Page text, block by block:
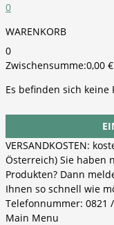
0
WARENKORB
0
Zwischensumme:0,00 €
Es befinden sich
VERSANDKOSTEN:
Österreich) Sie haben
Produkten? Dann
Ihnen so schnell wie
Telefonnummer: 0821 /
Main Menu